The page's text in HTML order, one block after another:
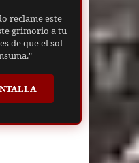
reclame este
grimorio a tu
de que el sol